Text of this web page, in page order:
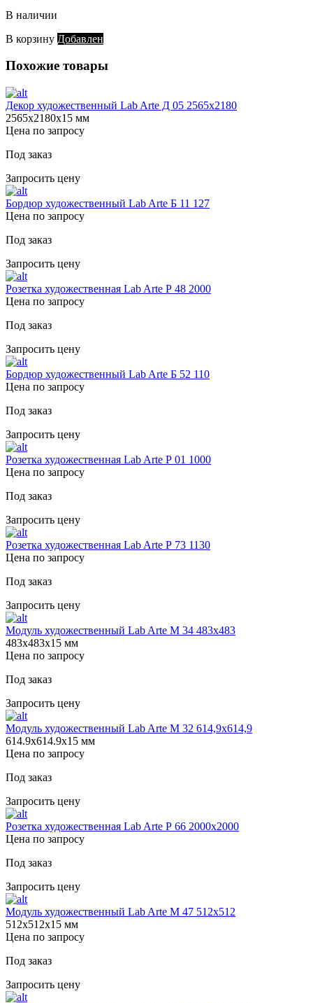
В наличии
В корзину Добавлен
Похожие товары
Декор художественный Lab Arte Д 05 2565х2180
2565х2180х15 мм
Цена по запросу
Под заказ
Запросить цену
Бордюр художественный Lab Arte Б 11 127
Цена по запросу
Под заказ
Запросить цену
Розетка художественная Lab Arte Р 48 2000
Цена по запросу
Под заказ
Запросить цену
Бордюр художественный Lab Arte Б 52 110
Цена по запросу
Под заказ
Запросить цену
Розетка художественная Lab Arte Р 01 1000
Цена по запросу
Под заказ
Запросить цену
Розетка художественная Lab Arte Р 73 1130
Цена по запросу
Под заказ
Запросить цену
Модуль художественный Lab Arte М 34 483х483
483х483х15 мм
Цена по запросу
Под заказ
Запросить цену
Модуль художественный Lab Arte М 32 614,9х614,9
614.9х614.9х15 мм
Цена по запросу
Под заказ
Запросить цену
Розетка художественная Lab Arte Р 66 2000х2000
Цена по запросу
Под заказ
Запросить цену
Модуль художественный Lab Arte М 47 512х512
512х512х15 мм
Цена по запросу
Под заказ
Запросить цену